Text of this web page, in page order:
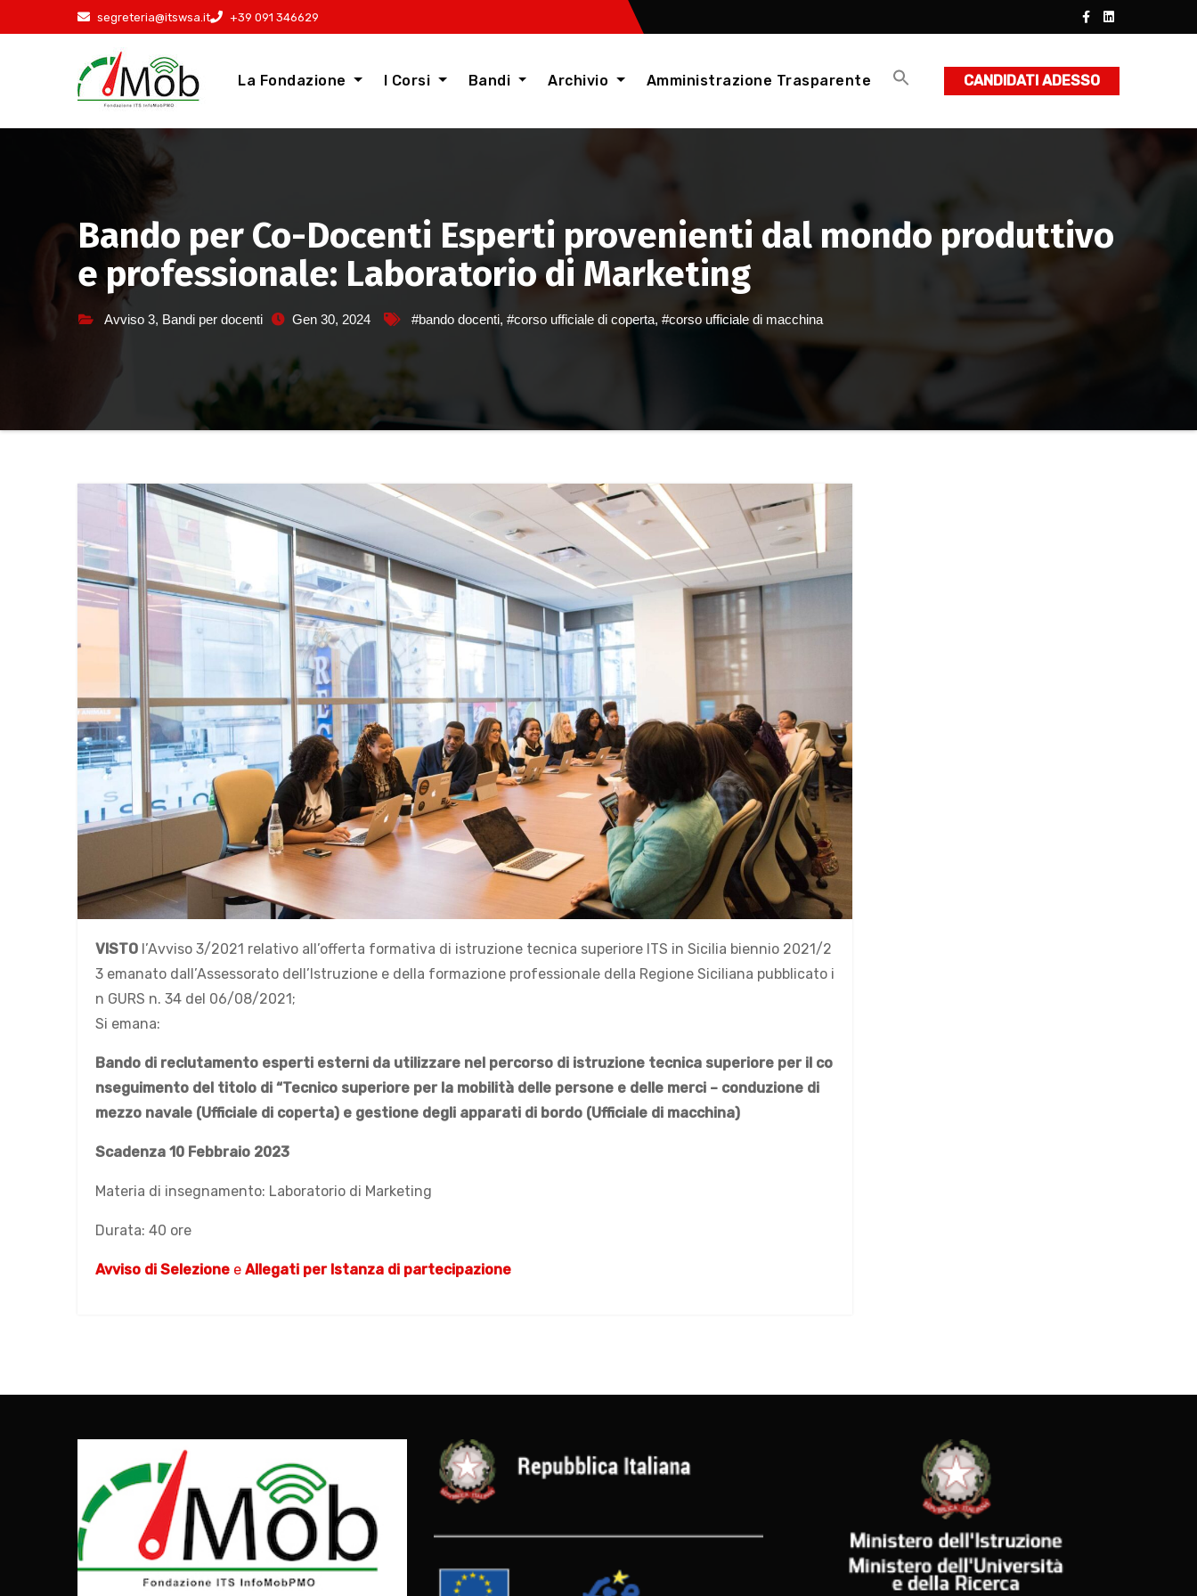
al
segreteria@itswsa.it +39 091 346629
La Fondazione I Corsi Bandi Archivio Amministrazione Trasparente CANDIDATI ADESSO
Bando per Co-Docenti Esperti provenienti dal mondo produttivo
e professionale: Laboratorio di Marketing
Avviso 3, Bandi per docenti Gen 30, 2024 #bando docenti, #corso ufficiale di coperta, #corso ufficiale di macchina
VISTO l’Avviso 3/2021 relativo all’offerta formativa di istruzione tecnica superiore ITS in Sicilia biennio 2021/2
3 emanato dall’Assessorato dell’Istruzione e della formazione professionale della Regione Siciliana pubblicato i
n GURS n. 34 del 06/08/2021;
Si emana:
Bando di reclutamento esperti esterni da utilizzare nel percorso di istruzione tecnica superiore per il co
nseguimento del titolo di “Tecnico superiore per la mobilità delle persone e delle merci – conduzione di
mezzo navale (Ufficiale di coperta) e gestione degli apparati di bordo (Ufficiale di macchina)
Scadenza 10 Febbraio 2023
Materia di insegnamento: Laboratorio di Marketing
Durata: 40 ore
Avviso di Selezione e Allegati per Istanza di partecipazione